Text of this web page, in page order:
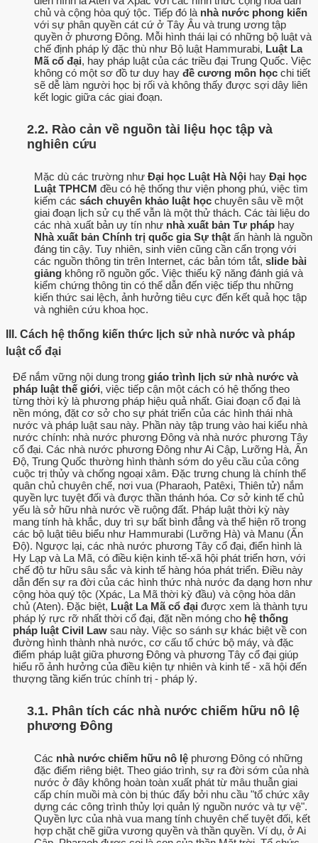
chủ và cộng hòa quý tộc. Tiếp đó là nhà nước phong kiến
với sự phân quyền cát cứ ở Tây Âu và trung ương tập
quyền ở phương Đông. Mỗi hình thái lại có những bộ luật và
chế định pháp lý đặc thù như Bộ luật Hammurabi, Luật La
Mã cổ đại, hay pháp luật của các triều đại Trung Quốc. Việc
không có một sơ đồ tư duy hay đề cương môn học chi tiết
sẽ dễ làm người học bị rối và không thấy được sợi dây liên
kết logic giữa các giai đoạn.
2.2. Rào cản về nguồn tài liệu học tập và
nghiên cứu
Mặc dù các trường như Đại học Luật Hà Nội hay Đại học
Luật TPHCM đều có hệ thống thư viện phong phú, việc tìm
kiếm các sách chuyên khảo luật học chuyên sâu về một
giai đoạn lịch sử cụ thể vẫn là một thử thách. Các tài liệu do
các nhà xuất bản uy tín như nhà xuất bản Tư pháp hay
Nhà xuất bản Chính trị quốc gia Sự thật ấn hành là nguồn
đáng tin cậy. Tuy nhiên, sinh viên cũng cần cẩn trọng với
các nguồn thông tin trên Internet, các bản tóm tắt, slide bài
giảng không rõ nguồn gốc. Việc thiếu kỹ năng đánh giá và
kiểm chứng thông tin có thể dẫn đến việc tiếp thu những
kiến thức sai lệch, ảnh hưởng tiêu cực đến kết quả học tập
và nghiên cứu khoa học.
III. Cách hệ thống kiến thức lịch sử nhà nước và pháp
luật cổ đại
Để nắm vững nội dung trong giáo trình lịch sử nhà nước và
pháp luật thế giới, việc tiếp cận một cách có hệ thống theo
từng thời kỳ là phương pháp hiệu quả nhất. Giai đoạn cổ đại là
nền móng, đặt cơ sở cho sự phát triển của các hình thái nhà
nước và pháp luật sau này. Phần này tập trung vào hai kiểu nhà
nước chính: nhà nước phương Đông và nhà nước phương Tây
cổ đại. Các nhà nước phương Đông như Ai Cập, Lưỡng Hà, Ấn
Độ, Trung Quốc thường hình thành sớm do yêu cầu của công
cuộc trị thủy và chống ngoại xâm. Đặc trưng chung là chính thể
quân chủ chuyên chế, nơi vua (Pharaoh, Patêxi, Thiên tử) nắm
quyền lực tuyệt đối và được thần thánh hóa. Cơ sở kinh tế chủ
yếu là sở hữu nhà nước về ruộng đất. Pháp luật thời kỳ này
mang tính hà khắc, duy trì sự bất bình đẳng và thể hiện rõ trong
các bộ luật tiêu biểu như Hammurabi (Lưỡng Hà) và Manu (Ấn
Độ). Ngược lại, các nhà nước phương Tây cổ đại, điển hình là
Hy Lạp và La Mã, có điều kiện kinh tế-xã hội phát triển hơn, với
chế độ tư hữu sâu sắc và kinh tế hàng hóa phát triển. Điều này
dẫn đến sự ra đời của các hình thức nhà nước đa dạng hơn như
cộng hòa quý tộc (Xpác, La Mã thời kỳ đầu) và cộng hòa dân
chủ (Aten). Đặc biệt, Luật La Mã cổ đại được xem là thành tựu
pháp lý rực rỡ nhất thời cổ đại, đặt nền móng cho hệ thống
pháp luật Civil Law sau này. Việc so sánh sự khác biệt về con
đường hình thành nhà nước, cơ cấu tổ chức bộ máy, và đặc
điểm pháp luật giữa phương Đông và phương Tây cổ đại giúp
hiểu rõ ảnh hưởng của điều kiện tự nhiên và kinh tế - xã hội đến
thượng tầng kiến trúc chính trị - pháp lý.
3.1. Phân tích các nhà nước chiếm hữu nô lệ
phương Đông
Các nhà nước chiếm hữu nô lệ phương Đông có những
đặc điểm riêng biệt. Theo giáo trình, sự ra đời sớm của nhà
nước ở đây không hoàn toàn xuất phát từ mâu thuẫn giai
cấp chín muồi mà còn bị thúc đẩy bởi nhu cầu "tổ chức xây
dựng các công trình thủy lợi quản lý nguồn nước và tự vệ".
Quyền lực của nhà vua mang tính chuyên chế tuyệt đối, kết
hợp chặt chẽ giữa vương quyền và thần quyền. Ví dụ, ở Ai